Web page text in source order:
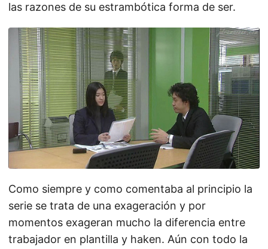
las razones de su estrambótica forma de ser.
Como siempre y como comentaba al principio la
serie se trata de una exageración y por
momentos exageran mucho la diferencia entre
trabajador en plantilla y haken. Aún con todo la